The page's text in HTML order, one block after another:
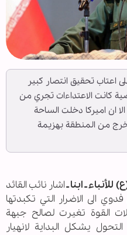
اعتاب تحقيق انتصار كبير
مدى الاعوام الـ 47 الماضية كانت الاعتداءات تجري من
ان اميركا دخلت الساحة
من المنطقة بهزيمة
ـ ابنا ـاشار نائب القائد
الى الاضرار التي تكبدتها
القوة تغيرت لصالح جبهة
يشكل البداية لانهيار